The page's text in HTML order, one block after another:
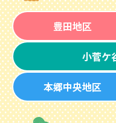
豊田地区
小菅ケ
本郷中央地区